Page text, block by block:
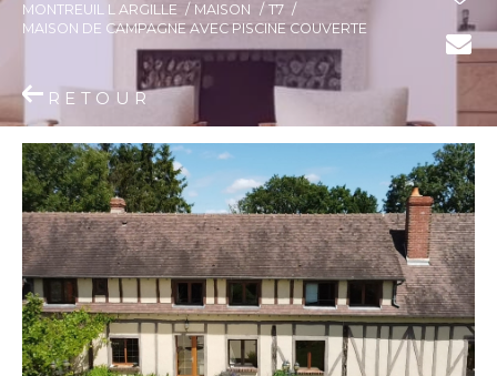
MONTREUIL L ARGILLE
MAISON
T7
MAISON DE CAMPAGNE AVEC PISCINE COUVERTE
RETOUR